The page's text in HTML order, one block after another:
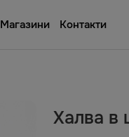
Магазини Контакти
Халва в